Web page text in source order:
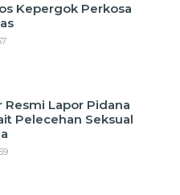
Kepergok Perkosa
Resmi Lapor Pidana
Pelecehan Seksual